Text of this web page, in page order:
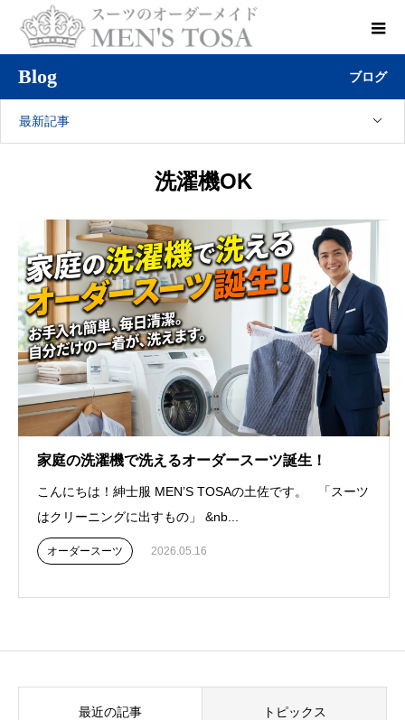
Blog ブログ
最新記事
洗濯機OK
家庭の洗濯機で洗えるオーダースーツ誕生！
こんにちは！紳士服 MEN’S TOSAの土佐です。 「スーツ
はクリーニングに出すもの」 &nb...
オーダースーツ 2026.05.16
最近の記事 トピックス